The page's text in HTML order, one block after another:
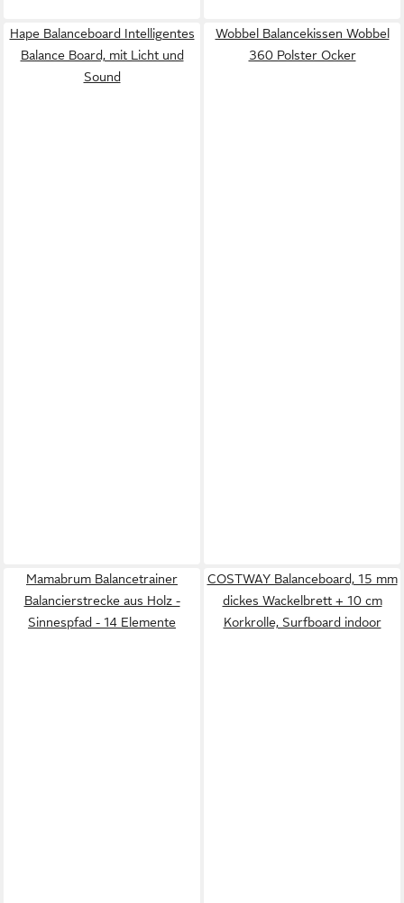
Hape Balanceboard Intelligentes
Balance Board, mit Licht und
Sound
Wobbel Balancekissen Wobbel
360 Polster Ocker
Mamabrum Balancetrainer
Balancierstrecke aus Holz -
Sinnespfad - 14 Elemente
COSTWAY Balanceboard, 15 mm
dickes Wackelbrett + 10 cm
Korkrolle, Surfboard indoor